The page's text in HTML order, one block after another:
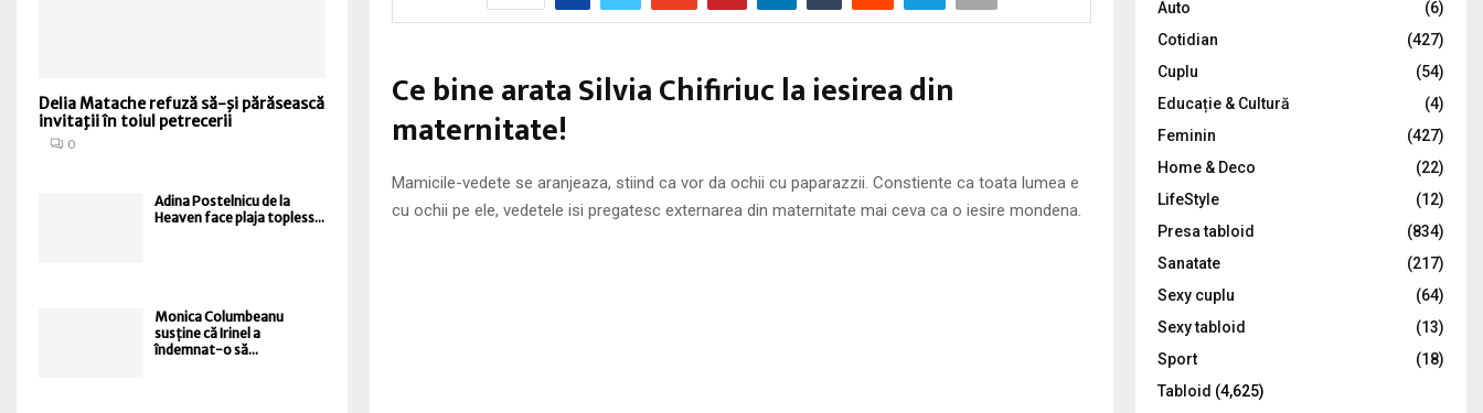
Ce bine arata Silvia Chifiriuc la iesirea din
maternitate!
Mamicile-vedete se aranjeaza, stiind ca vor da ochii cu paparazzii. Constiente ca toata lumea e
cu ochii pe ele, vedetele isi pregatesc externarea din maternitate mai ceva ca o iesire mondena.
Delia Matache refuză să-şi părăsească
invitaţii în toiul petrecerii
0
Adina Postelnicu de la
Heaven face plaja topless...
Monica Columbeanu
susține că Irinel a
îndemnat-o să...
:
C
Auto
(6)
Cotidian
(427)
Cuplu
(54)
Educație & Cultură
(4)
Feminin
(427)
Home & Deco
(22)
LifeStyle
(12)
Presa tabloid
(834)
Sanatate
(217)
Sexy cuplu
(64)
Sexy tabloid
(13)
Sport
(18)
Tabloid (4,625)